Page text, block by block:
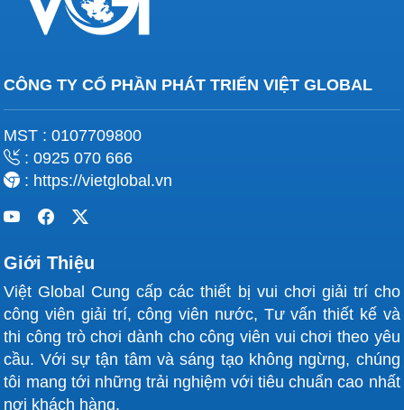
CÔNG TY CỔ PHẦN PHÁT TRIỂN VIỆT GLOBAL
MST : 0107709800
: 0925 070 666
: https://vietglobal.vn
Giới Thiệu
Việt Global Cung cấp các thiết bị vui chơi giải trí cho
công viên giải trí, công viên nước, Tư vấn thiết kế và
thi công trò chơi dành cho công viên vui chơi theo yêu
cầu. Với sự tận tâm và sáng tạo không ngừng, chúng
tôi mang tới những trải nghiệm với tiêu chuẩn cao nhất
nơi khách hàng.